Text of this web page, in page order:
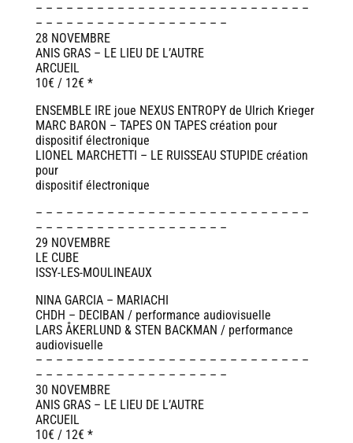
– – – – – – – – – – – – – – – – – – – – – – – – – – –
– – – – – – – – – – – – – – – – – – –
28 NOVEMBRE
ANIS GRAS – LE LIEU DE L’AUTRE
ARCUEIL
10€ / 12€ *
ENSEMBLE IRE joue NEXUS ENTROPY de Ulrich Krieger
MARC BARON – TAPES ON TAPES création pour
dispositif électronique
LIONEL MARCHETTI – LE RUISSEAU STUPIDE création
pour
dispositif électronique
– – – – – – – – – – – – – – – – – – – – – – – – – – –
– – – – – – – – – – – – – – – – – – –
29 NOVEMBRE
LE CUBE
ISSY-LES-MOULINEAUX
NINA GARCIA – MARIACHI
CHDH – DECIBAN / performance audiovisuelle
LARS ÅKERLUND & STEN BACKMAN / performance
audiovisuelle
– – – – – – – – – – – – – – – – – – – – – – – – – – –
– – – – – – – – – – – – – – – – – – –
30 NOVEMBRE
ANIS GRAS – LE LIEU DE L’AUTRE
ARCUEIL
10€ / 12€ *